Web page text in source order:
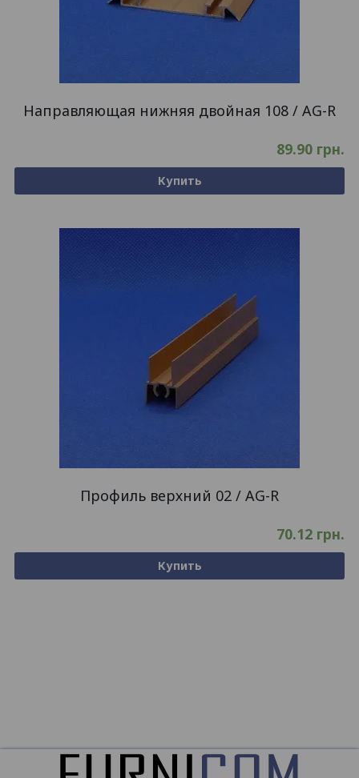
Направляющая нижняя двойная 108 / AG-R
89.90 грн.
Купить
Профиль верхний 02 / AG-R
70.12 грн.
Купить